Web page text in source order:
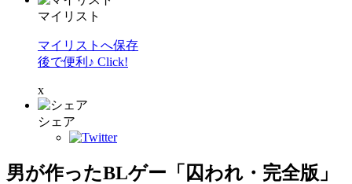
マイリスト
マイリストへ保存
後で便利♪ Click!
x
シェア
男が作ったBLゲー「囚われ・完全版」